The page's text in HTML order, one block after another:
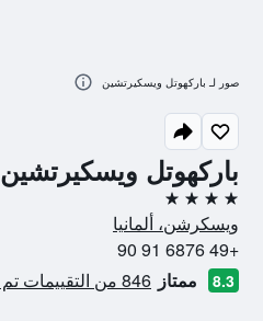
باركهوتل ويسكيرتشين
4 نجوم
ويسكرشن، ألمانيا
+49 6876 91 90
8.3 ممتاز 846 من التقييمات تم التحقق منها
صور لـ باركهوتل ويسكيرتشين